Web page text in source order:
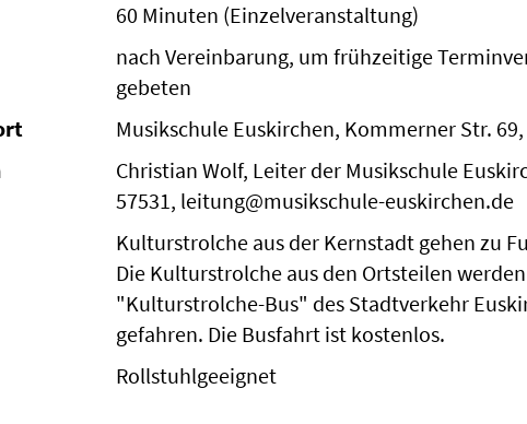
60 Minuten (Einzelveranstaltung)
nach Vereinbarung, um frühzeitige
gebeten
Musikschule Euskirchen, Kommerner Str.
Christian Wolf, Leiter der Musikschule
57531, leitung@musikschule-euskirchen.de
Kulturstrolche aus der Kernstadt gehen zu
Die Kulturstrolche aus den Ortsteilen
"Kulturstrolche-Bus" des Stadtverkehr
gefahren. Die Busfahrt ist kostenlos.
Rollstuhlgeeignet